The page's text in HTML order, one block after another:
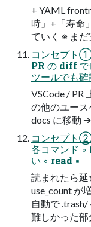
+ YAML
時」+「寿命
ていく ※ ま
コンセプト①
PR の diff で
ツールでも確
VSCode / PR
の他のユー
docs に移動
コンセプト②
各コマンド
い ◦ read ▪
読まれたら延
use_count が
自動で
難しかった部